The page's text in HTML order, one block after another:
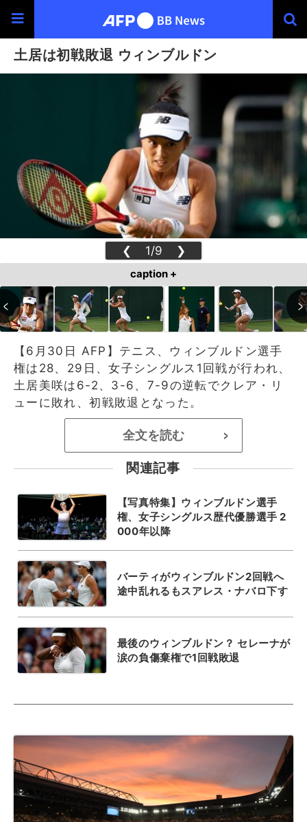
土居は初戦敗退 ウィンブルドン
❮ 1/9 ❯
caption +
【6月30日 AFP】テニス、ウィンブルドン選手
権は28、29日、女子シングルス1回戦が行われ、
土居美咲は6-2、3-6、7-9の逆転でクレア・リ
ューに敗れ、初戦敗退となった。
全文を読む >
関連記事
【写真特集】ウィンブルドン選手
権、女子シングルス歴代優勝選手 2
000年以降
バーティがウィンブルドン2回戦へ
途中乱れるもスアレス・ナバロ下す
最後のウィンブルドン？ セレーナが
涙の負傷棄権で1回戦敗退